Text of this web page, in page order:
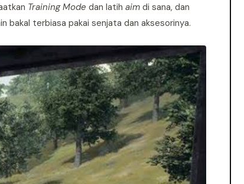
Training Mode dan latih aim di sana, dan
bakal terbiasa pakai senjata dan aksesorinya.